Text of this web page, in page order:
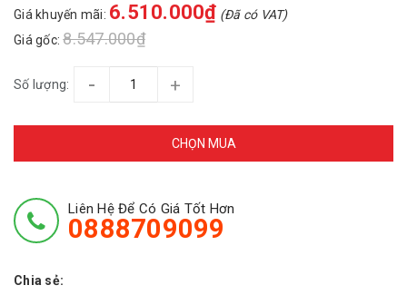
Giá khuyến mãi: 6.510.000₫ (Đã có VAT)
Giá gốc:8.547.000₫
Số lượng: - +
CHỌN MUA
Liên Hệ Để Có Giá Tốt Hơn
0888709099
Chia sẻ: